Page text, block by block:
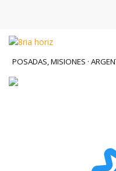
POSADAS, MISIONES ·